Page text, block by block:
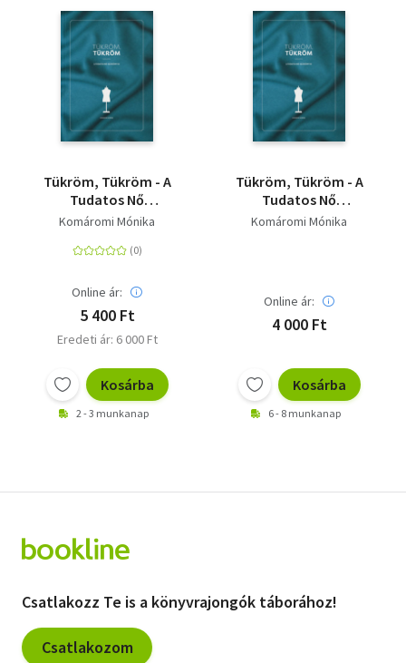
Társadalomtudomány
Természettudomány
Történelem
Tükröm, Tükröm - A
Tudatos Nő
Kézikönyve
Komáromi Mónika
Online ár:
5 400 Ft
Eredeti ár: 6 000 Ft
Kosárba
2 - 3 munkanap
Tükröm, Tükröm - A
Tudatos Nő
Kézikönyve
Komáromi Mónika
Online ár:
4 000 Ft
Kosárba
6 - 8 munkanap
Csatlakozz Te is a könyvrajongók táborához!
Csatlakozom